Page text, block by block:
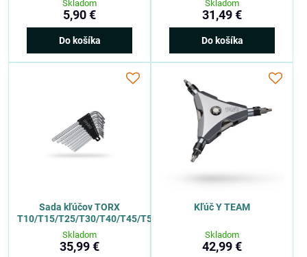
Skladom
5,90 €
Do košíka
Skladom
31,49 €
Do košíka
Sada kľúčov TORX
T10/T15/T25/T30/T40/T45/T50
Skladom
35,99 €
Kľúč Y TEAM
Skladom
42,99 €